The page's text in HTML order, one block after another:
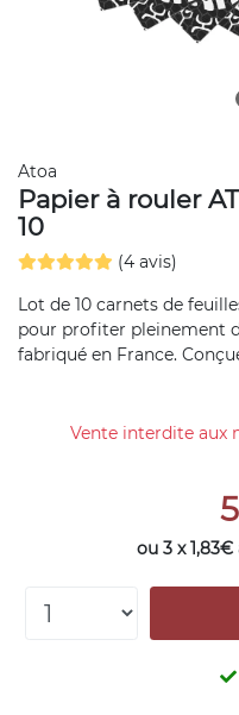
Atoa
Papier à rouler
10
(4 avis)
Lot de 10 carnets de
pour profiter pleinement
fabriqué en France.
Vente interdite aux
ou 3 x 1,83€